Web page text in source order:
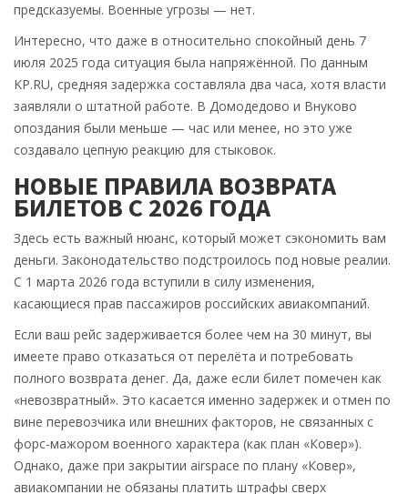
предсказуемы. Военные угрозы — нет.
Интересно, что даже в относительно спокойный день 7
июля 2025 года ситуация была напряжённой. По данным
KP.RU, средняя задержка составляла два часа, хотя власти
заявляли о штатной работе. В Домодедово и Внуково
опоздания были меньше — час или менее, но это уже
создавало цепную реакцию для стыковок.
НОВЫЕ ПРАВИЛА ВОЗВРАТА
БИЛЕТОВ С 2026 ГОДА
Здесь есть важный нюанс, который может сэкономить вам
деньги. Законодательство подстроилось под новые реалии.
С 1 марта 2026 года вступили в силу изменения,
касающиеся прав пассажиров российских авиакомпаний.
Если ваш рейс задерживается более чем на 30 минут, вы
имеете право отказаться от перелёта и потребовать
полного возврата денег. Да, даже если билет помечен как
«невозвратный». Это касается именно задержек и отмен по
вине перевозчика или внешних факторов, не связанных с
форс-мажором военного характера (как план «Ковер»).
Однако, даже при закрытии airspace по плану «Ковер»,
авиакомпании не обязаны платить штрафы сверх